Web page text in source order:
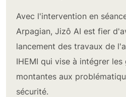
Avec l'intervention en
Arpagian, Jizô AI est fier
lancement des travaux de
IHEMI qui vise à intégrer les
montantes aux
sécurité.